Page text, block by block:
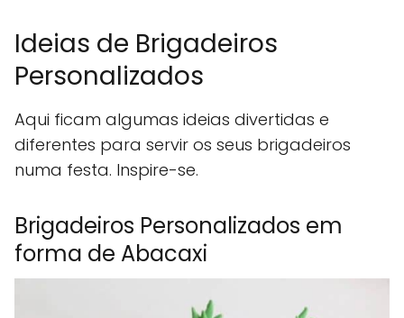
Ideias de Brigadeiros
Personalizados
Aqui ficam algumas ideias divertidas e
diferentes para servir os seus brigadeiros
numa festa. Inspire-se.
Brigadeiros Personalizados em
forma de Abacaxi